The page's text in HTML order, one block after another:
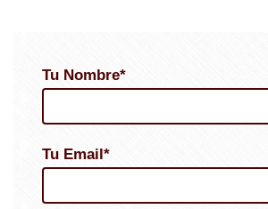
Tu Nombre*
Tu Email*